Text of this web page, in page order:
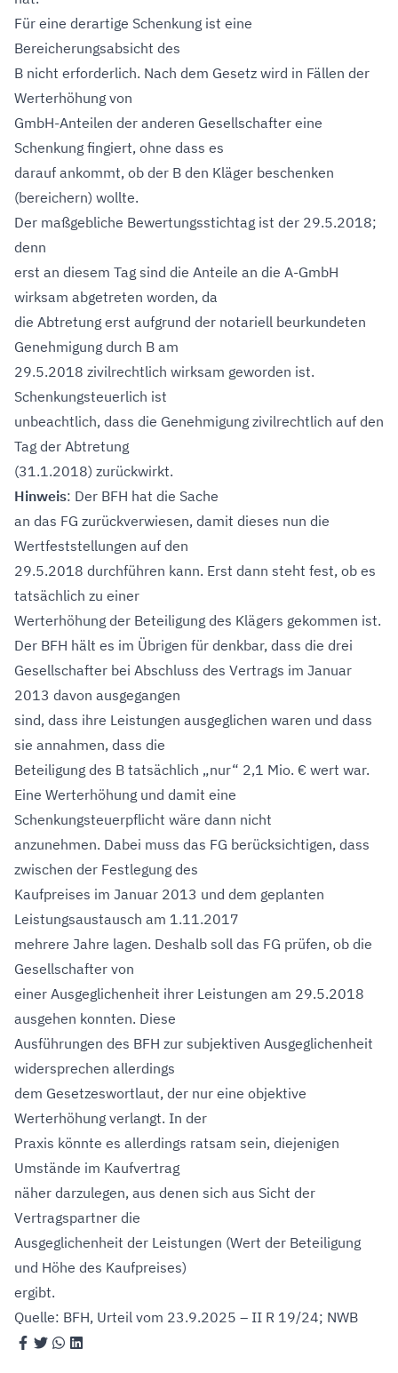
Für eine derartige Schenkung ist eine
Bereicherungsabsicht des
B nicht erforderlich. Nach dem Gesetz wird in Fällen der
Werterhöhung von
GmbH-Anteilen der anderen Gesellschafter eine
Schenkung fingiert, ohne dass es
darauf ankommt, ob der B den Kläger beschenken
(bereichern) wollte.
Der maßgebliche Bewertungsstichtag ist der 29.5.2018;
denn
erst an diesem Tag sind die Anteile an die A-GmbH
wirksam abgetreten worden, da
die Abtretung erst aufgrund der notariell beurkundeten
Genehmigung durch B am
29.5.2018 zivilrechtlich wirksam geworden ist.
Schenkungsteuerlich ist
unbeachtlich, dass die Genehmigung zivilrechtlich auf den
Tag der Abtretung
(31.1.2018) zurückwirkt.
Hinweis: Der BFH hat die Sache
an das FG zurückverwiesen, damit dieses nun die
Wertfeststellungen auf den
29.5.2018 durchführen kann. Erst dann steht fest, ob es
tatsächlich zu einer
Werterhöhung der Beteiligung des Klägers gekommen ist.
Der BFH hält es im Übrigen für denkbar, dass die drei
Gesellschafter bei Abschluss des Vertrags im Januar
2013 davon ausgegangen
sind, dass ihre Leistungen ausgeglichen waren und dass
sie annahmen, dass die
Beteiligung des B tatsächlich „nur“ 2,1 Mio. € wert war.
Eine Werterhöhung und damit eine
Schenkungsteuerpflicht wäre dann nicht
anzunehmen. Dabei muss das FG berücksichtigen, dass
zwischen der Festlegung des
Kaufpreises im Januar 2013 und dem geplanten
Leistungsaustausch am 1.11.2017
mehrere Jahre lagen. Deshalb soll das FG prüfen, ob die
Gesellschafter von
einer Ausgeglichenheit ihrer Leistungen am 29.5.2018
ausgehen konnten. Diese
Ausführungen des BFH zur subjektiven Ausgeglichenheit
widersprechen allerdings
dem Gesetzeswortlaut, der nur eine objektive
Werterhöhung verlangt. In der
Praxis könnte es allerdings ratsam sein, diejenigen
Umstände im Kaufvertrag
näher darzulegen, aus denen sich aus Sicht der
Vertragspartner die
Ausgeglichenheit der Leistungen (Wert der Beteiligung
und Höhe des Kaufpreises)
ergibt.
Quelle: BFH, Urteil vom 23.9.2025 – II R 19/24; NWB